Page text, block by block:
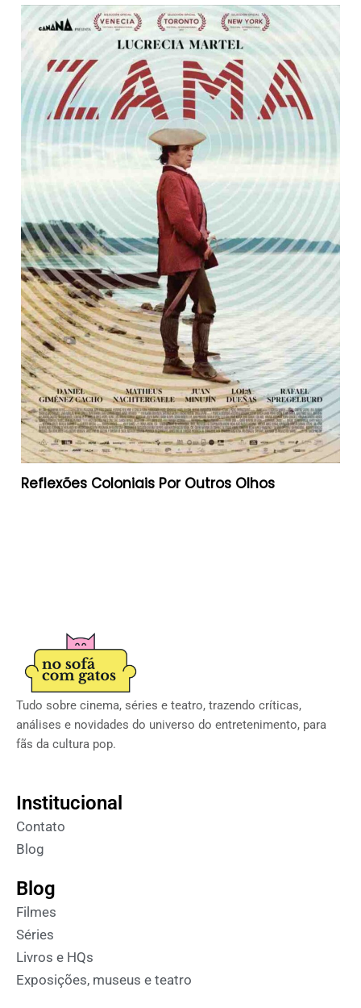
Reflexões Coloniais Por Outros Olhos
Tudo sobre cinema, séries e teatro, trazendo críticas,
análises e novidades do universo do entretenimento, para
fãs da cultura pop.
Institucional
Contato
Blog
Blog
Filmes
Séries
Livros e HQs
Exposições, museus e teatro